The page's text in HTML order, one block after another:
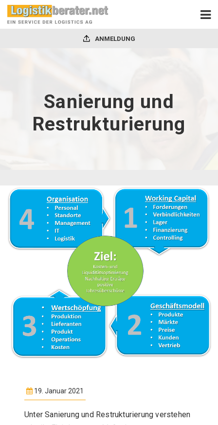
ANMELDUNG
Sanierung und
Restrukturierung
19. Januar 2021
Unter Sanierung und Restrukturierung verstehen